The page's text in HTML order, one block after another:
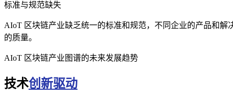
标准与规范缺失
AIoT 区块链产业缺乏统一的标准和规范，不同企业的产品和
的质量。
AIoT 区块链产业图谱的未来发展趋势
技术创新驱动